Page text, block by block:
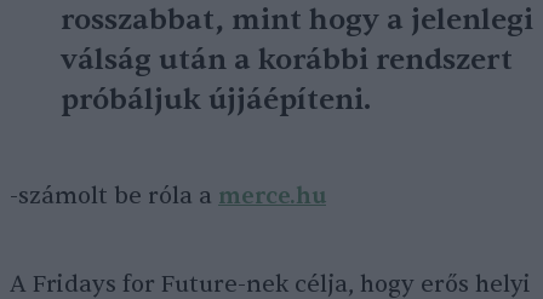
rosszabbat, mint hogy a jelenlegi
válság után a korábbi rendszert
próbáljuk újjáépíteni.
-számolt be róla a merce.hu
A Fridays for Future-nek célja, hogy erős helyi